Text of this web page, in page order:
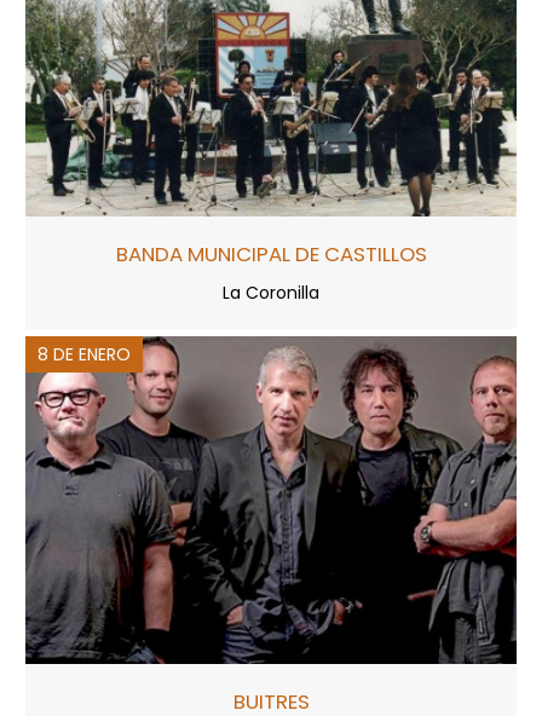
BANDA MUNICIPAL DE CASTILLOS
La Coronilla
8 DE ENERO
BUITRES